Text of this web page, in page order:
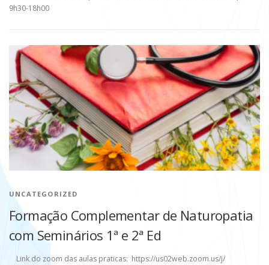
9h30-18h00
UNCATEGORIZED
Formação Complementar de Naturopatia
com Seminários 1ª e 2ª Ed
Link do zoom das aulas praticas: https://us02web.zoom.us/j/